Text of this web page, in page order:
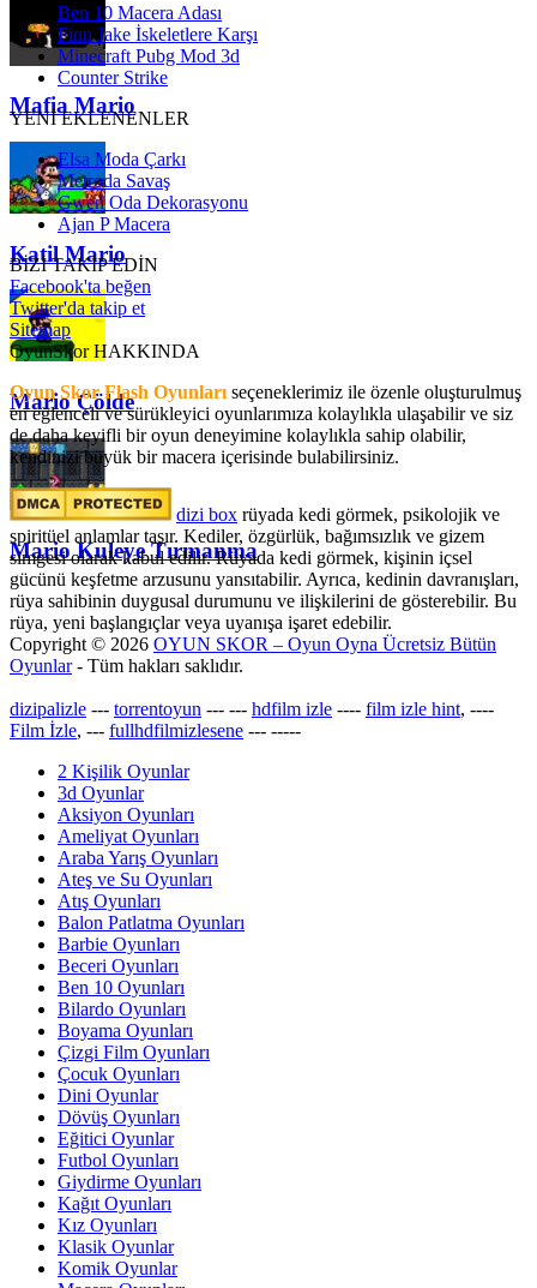
Mafia Mario
Katil Mario
Mario Çölde
Mario Kuleye Tırmanma
Ben 10 Macera Adası
Finn Jake İskeletlere Karşı
Minecraft Pubg Mod 3d
Counter Strike
YENİ EKLENENLER
Elsa Moda Çarkı
Metroda Savaş
Gwen Oda Dekorasyonu
Ajan P Macera
BİZİ TAKİP EDİN
Facebook'ta beğen
Twitter'da takip et
Sitemap
OyunSkor HAKKINDA
Oyun Skor Flash Oyunları seçeneklerimiz ile özenle oluşturulmuş
en eğlenceli ve sürükleyici oyunlarımıza kolaylıkla ulaşabilir ve siz
de daha keyifli bir oyun deneyimine kolaylıkla sahip olabilir,
kendinizi büyük bir macera içerisinde bulabilirsiniz.
dizi box rüyada kedi görmek​, psikolojik ve
spiritüel anlamlar taşır. Kediler, özgürlük, bağımsızlık ve gizem
simgesi olarak kabul edilir. Rüyada kedi görmek, kişinin içsel
gücünü keşfetme arzusunu yansıtabilir. Ayrıca, kedinin davranışları,
rüya sahibinin duygusal durumunu ve ilişkilerini de gösterebilir. Bu
rüya, yeni başlangıçlar veya uyanışa işaret edebilir.
Copyright © 2026 OYUN SKOR – Oyun Oyna Ücretsiz Bütün
Oyunlar- Tüm hakları saklıdır.
dizipalizle --- torrentoyun --- --- hdfilm izle ---- film izle hint, ----
Film İzle, --- fullhdfilmizlesene --- -----
2 Kişilik Oyunlar
3d Oyunlar
Aksiyon Oyunları
Ameliyat Oyunları
Araba Yarış Oyunları
Ateş ve Su Oyunları
Atış Oyunları
Balon Patlatma Oyunları
Barbie Oyunları
Beceri Oyunları
Ben 10 Oyunları
Bilardo Oyunları
Boyama Oyunları
Çizgi Film Oyunları
Çocuk Oyunları
Dini Oyunlar
Dövüş Oyunları
Eğitici Oyunlar
Futbol Oyunları
Giydirme Oyunları
Kağıt Oyunları
Kız Oyunları
Klasik Oyunlar
Komik Oyunlar